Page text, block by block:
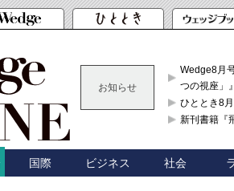
お知らせ
Wedge8月
つの視座」』
ひととき8
新刊書籍『
国際 ビジネス 社会